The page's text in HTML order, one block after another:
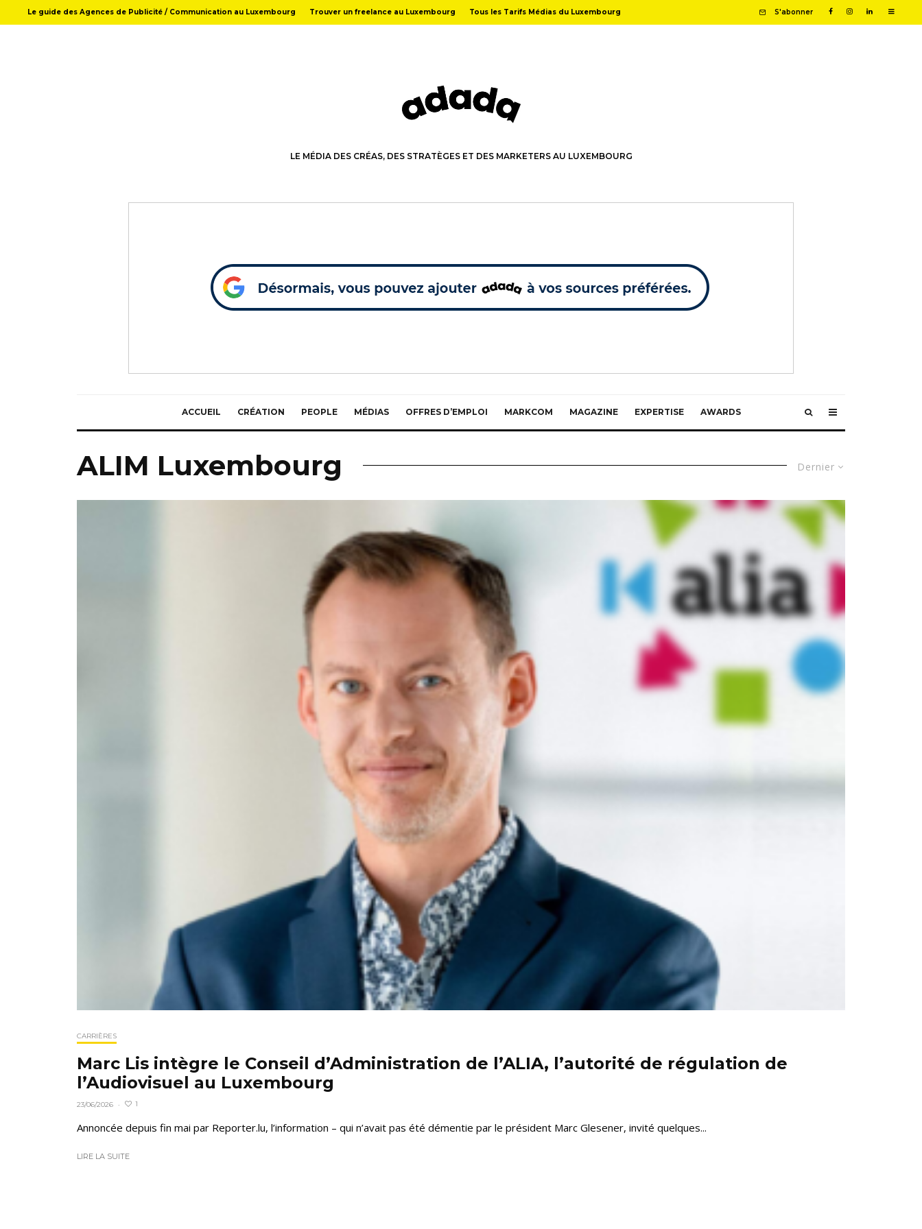
Le guide des Agences de Publicité / Communication au Luxembourg Trouver un freelance au Luxembourg Tous les Tarifs Médias du Luxembourg S'abonner
LE MÉDIA DES CRÉAS, DES STRATÈGES ET DES MARKETERS AU LUXEMBOURG
ACCUEIL CRÉATION PEOPLE MÉDIAS OFFRES D’EMPLOI MARKCOM MAGAZINE EXPERTISE AWARDS
Dernier
ALIM Luxembourg
CARRIÈRES
Marc Lis intègre le Conseil d’Administration de l’ALIA, l’autorité de régulation de
l’Audiovisuel au Luxembourg
23/06/2026 · 1
Annoncée depuis fin mai par Reporter.lu, l’information – qui n’avait pas été démentie par le président Marc Glesener, invité quelques...
LIRE LA SUITE